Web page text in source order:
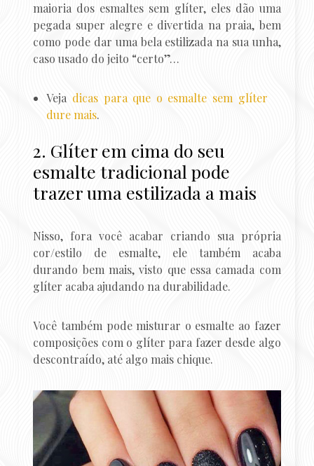
maioria dos esmaltes sem glíter, eles dão uma
pegada super alegre e divertida na praia, bem
como pode dar uma bela estilizada na sua unha,
caso usado do jeito “certo”…
Veja dicas para que o esmalte sem glíter
dure mais.
2. Glíter em cima do seu
esmalte tradicional pode
trazer uma estilizada a mais
Nisso, fora você acabar criando sua própria
cor/estilo de esmalte, ele também acaba
durando bem mais, visto que essa camada com
glíter acaba ajudando na durabilidade.
Você também pode misturar o esmalte ao fazer
composições com o glíter para fazer desde algo
descontraído, até algo mais chique.